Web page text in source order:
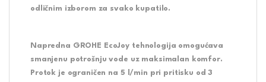
odličnim izborom za svako kupatilo.
Napredna GROHE EcoJoy tehnologija omogućava
smanjenu potrošnju vode uz maksimalan komfor.
Protok je ograničen na 5 l/min pri pritisku od 3